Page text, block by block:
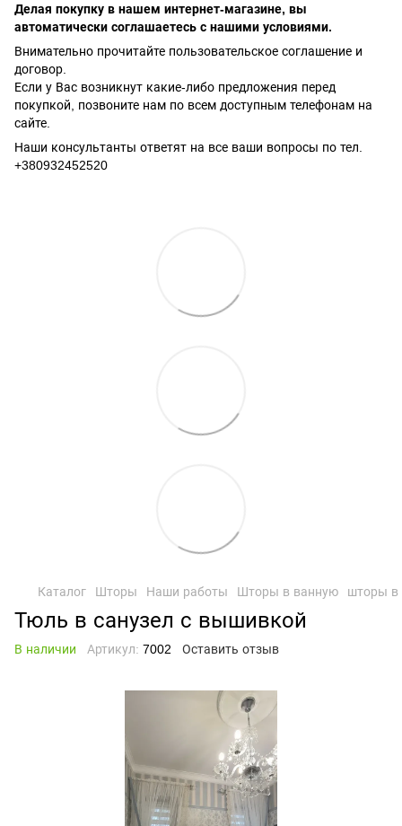
Делая покупку в нашем интернет-магазине, вы
автоматически соглашаетесь с нашими условиями.
Внимательно прочитайте пользовательское соглашение и
договор.
Если у Вас возникнут какие-либо предложения перед
покупкой, позвоните нам по всем доступным телефонам на
сайте.
Наши консультанты ответят на все ваши вопросы по тел.
+380932452520
Каталог Шторы Наши работы Шторы в ванную шторы в
Тюль в санузел с вышивкой
В наличии Артикул: 7002 Оставить отзыв